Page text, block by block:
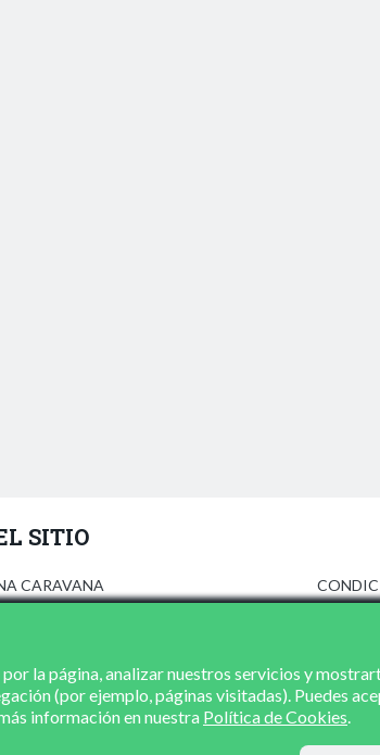
SITIO
CARAVANA
la página, analizar nuestros servicios y
(por ejemplo, páginas visitadas). Puedes
información en nuestra Política de Cookies.